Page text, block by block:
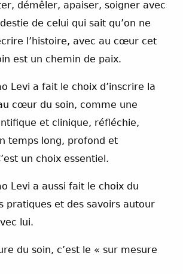
démêler, apaiser, soigner avec
de celui qui sait qu’on ne
l’histoire, avec au cœur cet
est un chemin de paix.
Levi a fait le choix d’inscrire la
cœur du soin, comme une
et clinique, réfléchie,
temps long, profond et
un choix essentiel.
Levi a aussi fait le choix du
pratiques et des savoirs autour
lui.
du soin, c’est le « sur mesure